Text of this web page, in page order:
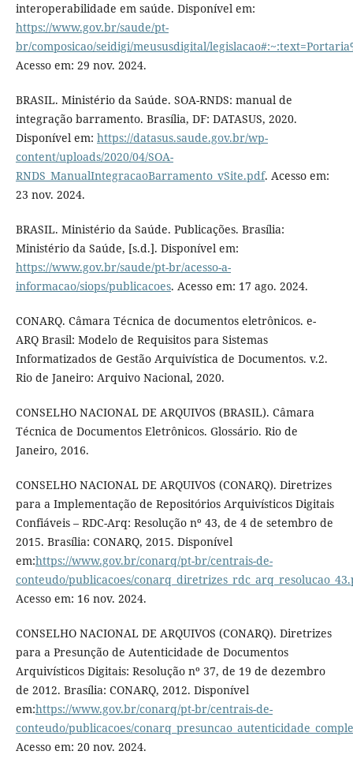
interoperabilidade em saúde. Disponível em:
https://www.gov.br/saude/pt-
br/composicao/seidigi/meususdigital/
Acesso em: 29 nov. 2024.
BRASIL. Ministério da Saúde. SOA-RNDS: manual de
integração barramento. Brasília, DF: DATASUS, 2020.
Disponível em: https://datasus.saude.gov.br/wp-
content/uploads/2020/04/SOA-
RNDS_ManualIntegracaoBarramento_vSite.pdf. Acesso em:
23 nov. 2024.
BRASIL. Ministério da Saúde. Publicações. Brasília:
Ministério da Saúde, [s.d.]. Disponível em:
https://www.gov.br/saude/pt-br/acesso-a-
informacao/siops/publicacoes. Acesso em: 17 ago. 2024.
CONARQ. Câmara Técnica de documentos eletrônicos. e-
ARQ Brasil: Modelo de Requisitos para Sistemas
Informatizados de Gestão Arquivística de Documentos. v.2.
Rio de Janeiro: Arquivo Nacional, 2020.
CONSELHO NACIONAL DE ARQUIVOS (BRASIL). Câmara
Técnica de Documentos Eletrônicos. Glossário. Rio de
Janeiro, 2016.
CONSELHO NACIONAL DE ARQUIVOS (CONARQ). Diretrizes
para a Implementação de Repositórios Arquivísticos Digitais
Confiáveis – RDC-Arq: Resolução nº 43, de 4 de setembro de
2015. Brasília: CONARQ, 2015. Disponível
em:https://www.gov.br/conarq/pt-br/centrais-de-
conteudo/publicacoes/
Acesso em: 16 nov. 2024.
CONSELHO NACIONAL DE ARQUIVOS (CONARQ). Diretrizes
para a Presunção de Autenticidade de Documentos
Arquivísticos Digitais: Resolução nº 37, de 19 de dezembro
de 2012. Brasília: CONARQ, 2012. Disponível
em:https://www.gov.br/conarq/pt-br/centrais-de-
conteudo/publicacoes/
Acesso em: 20 nov. 2024.